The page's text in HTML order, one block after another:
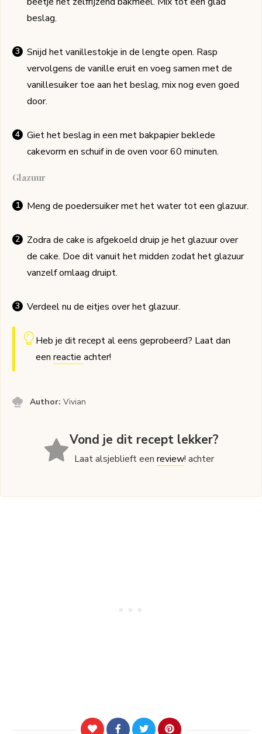
beslag.
Snijd het vanillestokje in de lengte open. Rasp
vervolgens de vanille eruit en voeg samen met de
vanillesuiker toe aan het beslag, mix nog even goed
door.
Giet het beslag in een met bakpapier beklede
cakevorm en schuif in de oven voor 60 minuten.
Glazuur
Meng de poedersuiker met het water tot een glazuur.
Zodra de cake is afgekoeld druip je het glazuur over
de cake. Doe dit vanuit het midden zodat het glazuur
vanzelf omlaag druipt.
Verdeel nu de eitjes over het glazuur.
Heb je dit recept al eens geprobeerd? Laat dan
een reactie achter!
Author:Vivian
Vond je dit recept lekker?
Laat alsjeblieft eenreview! achter